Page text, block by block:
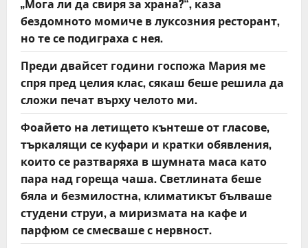
„Мога ли да свиря за храна?“, каза
бездомното момиче в луксозния ресторант,
но те се подиграха с нея.
Преди двайсет години госпожа Мария ме
спря пред целия клас, сякаш беше решила да
сложи печат върху челото ми.
Фоайето на летището кънтеше от гласове,
търкалящи се куфари и кратки обявления,
които се разтваряха в шумната маса като
пара над гореща чаша. Светлината беше
бяла и безмилостна, климатикът бълваше
студени струи, а миризмата на кафе и
парфюм се смесваше с нервност.